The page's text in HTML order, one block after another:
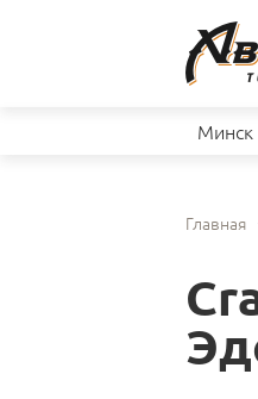
Минск
Главная